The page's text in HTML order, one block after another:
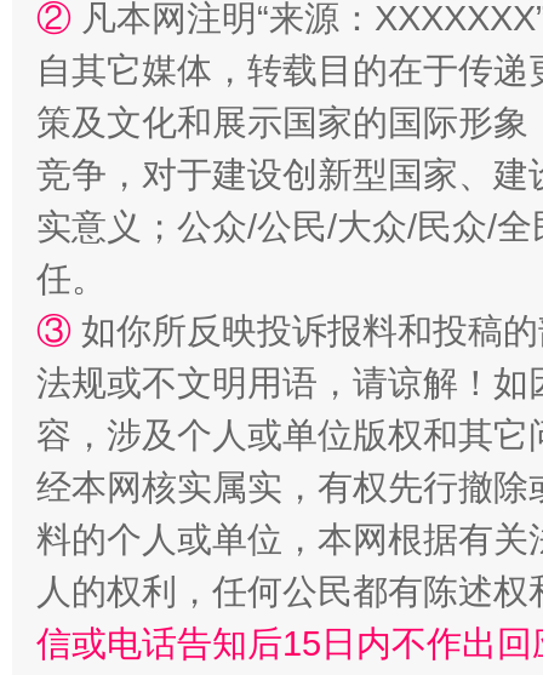
国家大学科技园优化重塑工作
扯下公款旅游的“隐身衣” 如何以
② 凡本网注明“来源：
自其它媒体，转载目的在于传
策及文化和展示国家的国际形
竞争，对于建设创新型国家、
实意义；公众/公民/大众/民众/
任。
③ 如你所反映投诉报料和投稿
法规或不文明用语，请谅解！
容，涉及个人或单位版权和其它
经本网核实属实，有权先行撤
料的个人或单位，本网根据有
人的权利，任何公民都有陈述
信或电话告知后15日内不作出